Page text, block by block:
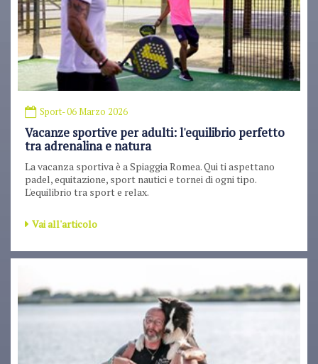
Sport- 06 Marzo 2026
Vacanze sportive per adulti: l'equilibrio perfetto
tra adrenalina e natura
La vacanza sportiva è a Spiaggia Romea. Qui ti aspettano
padel, equitazione, sport nautici e tornei di ogni tipo.
L'equilibrio tra sport e relax.
Vai all'articolo